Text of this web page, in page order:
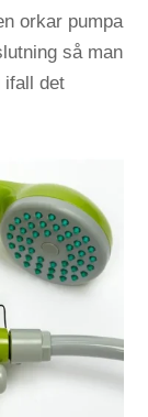
orkar pumpa
så man
ifall det